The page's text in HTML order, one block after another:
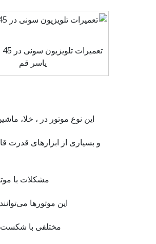
یاسر قم
این نوع موتور در ، خلا،
و بسیاری از ابزارهای قدرت
مشکلات با
این موتورها
مختلفی با شکست